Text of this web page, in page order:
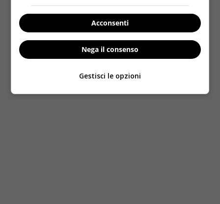
Acconsenti
Nega il consenso
Gestisci le opzioni